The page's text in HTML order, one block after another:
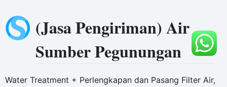
(Jasa Pengiriman) Air
Sumber Pegunungan
Water Treatment + Perlengkapan dan Pasang Filter Air,